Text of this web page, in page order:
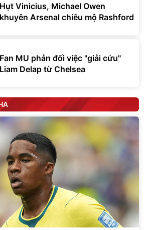
Hụt Vinicius, Michael Owen
khuyên Arsenal chiêu mộ Rashford
Fan MU phản đối việc "giải cứu"
Liam Delap từ Chelsea